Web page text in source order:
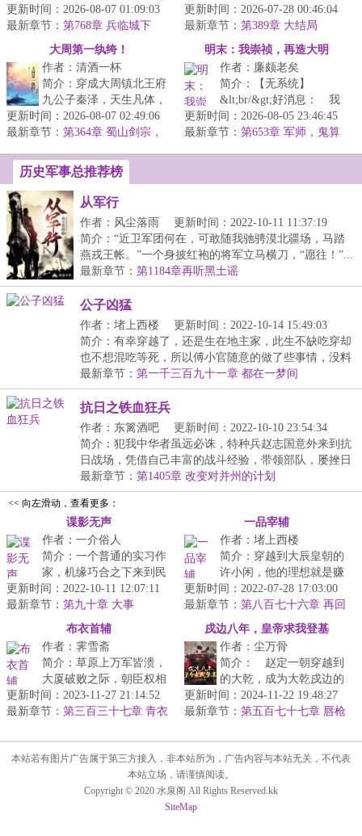
排了一桩婚事，你看可满
意？”&lt;br/&gt;宁远意外
穿越...
更新时间：2026-08-07 01:09:03
最新章节： 第768章 兵临城下
中的军神爷爷的留京质
子。&lt;br/&gt;留京二十
年，朝廷百...
更新时间：2026-07-28 00:46:04
最新章节： 第389章 大结局
大周第一纨绔！
作者：清酒一杯
简介：穿成大周镇北王府
九公子秦泽，天生凡体，
武脉羸弱，是皇城人人不
齿的混世魔王！
更新时间：2026-08-07 02:49:06
最新章节： 第364章 蜀山剑宗，
明末：我崇祯，再造大明
作者：廉颇老矣
简介：【无系统】
&lt;br/&gt;好消息： 我
朱友俭穿越了，穿成了大
明崇祯帝朱由检。
更新时间：2026-08-05 23:46:45
最新章节： 第653章 军师，鬼算
历史军事总推荐榜
从军行
作者：风尘落雨
更新时间：2022-10-11 11:37:19
简介：“近卫军团何在，可敢随我驰骋漠北疆场，马踏
燕戎王帐。”一个身披红袍的将军立马横刀，“愿往！”...
最新章节： 第1184章再听黑土谣
公子凶猛
作者：堵上西楼
更新时间：2022-10-14 15:49:03
简介：有幸穿越了，还是生在地主家，此生不缺吃穿却
也不想混吃等死，所以傅小官随意的做了些事情，没料
到...
最新章节： 第一千三百九十一章 都在一梦间
抗日之铁血狂兵
作者：东篱酒吧
更新时间：2022-10-10 23:54:34
简介：犯我中华者虽远必诛，特种兵赵志国意外来到抗
日战场，凭借自己丰富的战斗经验，带领部队，屡挫日
寇...
最新章节： 第1405章 改变对并州的计划
<< 向左滑动，查看更多：
谍影无声
作者：一介俗人
简介：一个普通的实习作
家，机缘巧合之下来到民
国，利用自身的优势，在
内忧外患之下为民族、为
国家，毅然...
更新时间：2022-10-11 12:07:11
最新章节： 第九十章 大事
一品宰辅
作者：堵上西楼
简介：穿越到大辰皇朝的
许小闲，他的理想就是赚
点银子买点田。可这世界
的农商业太落后，于是，
职业病发作...
更新时间：2022-07-28 17:03:00
最新章节： 第八百七十六章 再回
布衣首辅
作者：霁雪斋
简介：草原上万军皆溃，
大厦破败之际，朝臣权相
眼里只有自己，没人理会
皇权的威严和皇家的延
更新时间：2023-11-27 21:14:52
最新章节： 第三百三十七章 青衣
戍边八年，皇帝求我登基
作者：尘万骨
简介： 赵定一朝穿越到
的大乾，成为大乾戍边的
燕王。胸无大志的他并不
想称霸天下，也不想当皇
更新时间：2024-11-22 19:48:27
最新章节： 第五百七十七章 唇枪
本站若有图片广告属于第三方接入，非本站所为，广告内容与本站无关，不代表
本站立场，请谨慎阅读。
Copyright © 2020 水泉阁 All Rights Reserved.kk
SiteMap